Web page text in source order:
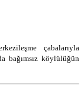
çabalarıyla
bağımsız köylülüğün